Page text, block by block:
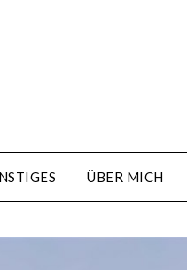
ÜBER MICH